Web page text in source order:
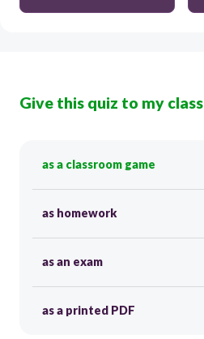
Give this quiz to my class
as a classroom game
as homework
as an exam
as a printed PDF